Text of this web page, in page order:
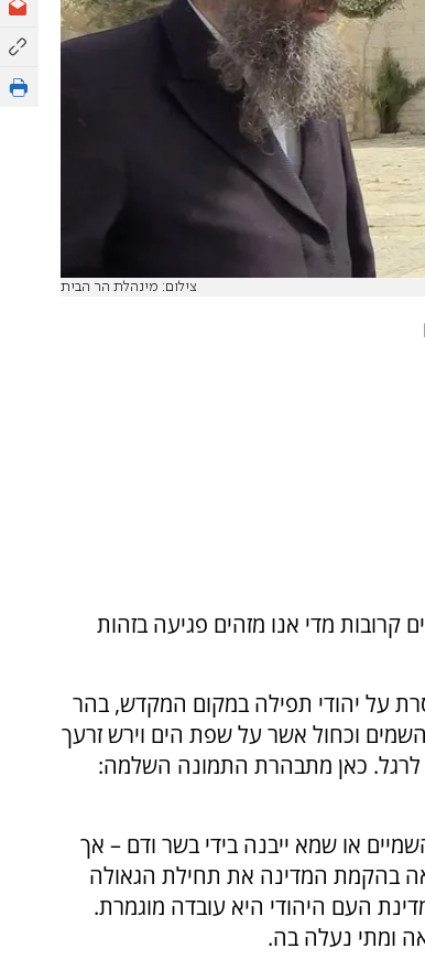
צילום: מינהלת הר הבית
קרובות מדי אנו מזהים פגיעה בזהות
על יהודי תפילה במקום המקדש, בהר
וכחול אשר על שפת הים וירש זרעך
לרגל. כאן מתבהרת התמונה השלמה:
או שמא ייבנה בידי בשר ודם – אך
בהקמת המדינה את תחילת הגאולה
העם היהודי היא עובדה מוגמרת.
ומתי נעלה בה.